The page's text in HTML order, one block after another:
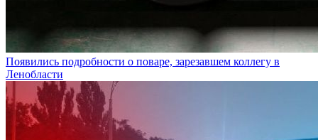
Появились подробности о поваре, зарезавшем коллегу в
Ленобласти